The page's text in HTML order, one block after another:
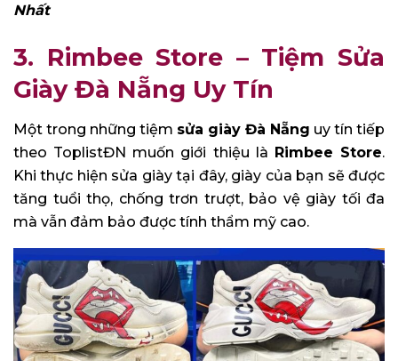
Nhất
3. Rimbee Store – Tiệm Sửa
Giày Đà Nẵng Uy Tín
Một trong những tiệm sửa giày Đà Nẵng uy tín tiếp
theo ToplistĐN muốn giới thiệu là Rimbee Store.
Khi thực hiện sửa giày tại đây, giày của bạn sẽ được
tăng tuổi thọ, chống trơn trượt, bảo vệ giày tối đa
mà vẫn đảm bảo được tính thẩm mỹ cao.